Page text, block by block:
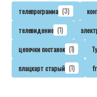
телепрограмма (3)
телевидение (1)
цепочки поставок (1)
плацкарт старый (1)